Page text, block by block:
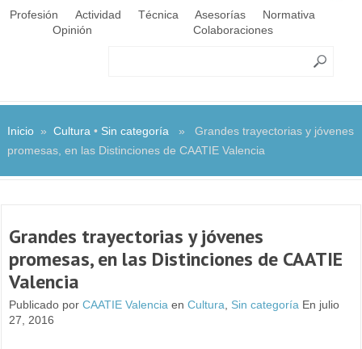
Profesión Actividad Técnica Asesorías
Normativa
Opinión
Colaboraciones
Inicio» Cultura • Sin categoría » Grandes trayectorias y jóvenes
promesas, en las Distinciones de CAATIE Valencia
Grandes trayectorias y jóvenes
promesas, en las Distinciones de CAATIE
Valencia
Publicado porCAATIE Valencia enCultura Sin categoría En julio
27, 2016